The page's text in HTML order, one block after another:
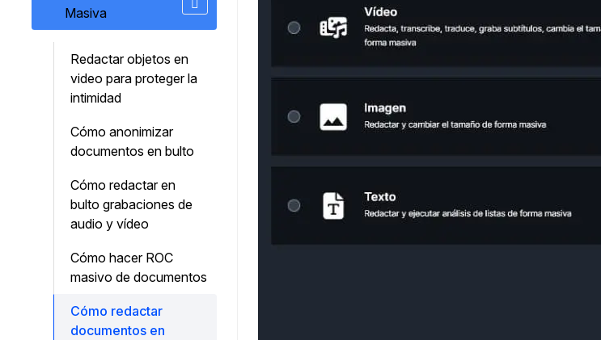
Masiva
Redactar objetos en
video para proteger la
intimidad
Cómo anonimizar
documentos en bulto
Cómo redactar en
bulto grabaciones de
audio y vídeo
Cómo hacer ROC
masivo de documentos
Cómo redactar
documentos en